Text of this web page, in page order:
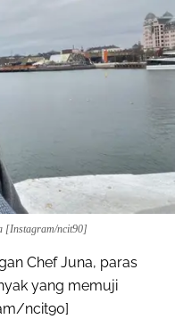
[Instagram/ncit90]
Chef Juna, paras
yang memuji
ncit90]